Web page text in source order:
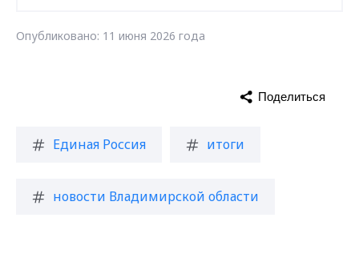
Опубликовано: 11 июня 2026 года
Единая Россия итоги
новости Владимирской области
Поделиться